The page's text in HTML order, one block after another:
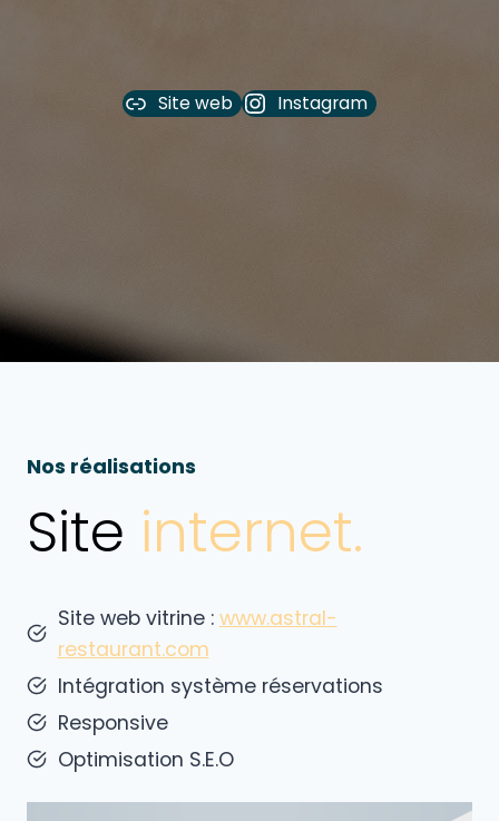
Site web Instagram
Nos réalisations
Site internet.
Site web vitrine : www.astral-
restaurant.com
Intégration système réservations
Responsive
Optimisation S.E.O